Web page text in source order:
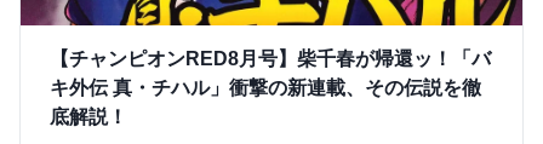
【チャンピオンRED8月号】柴千春が帰還ッ！「バ
キ外伝 真・チハル」衝撃の新連載、その伝説を徹
底解説！